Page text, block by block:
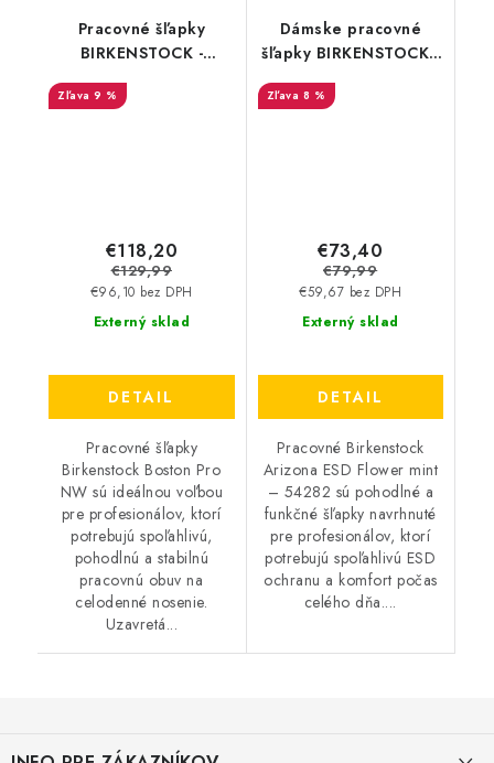
Pracovné šľapky
BIRKENSTOCK -
Birkenstock Boston
Pro NW - 54287
9 %
Externý sklad
€96,10 bez DPH
€118,20
€129,99
DETAIL
Pracovné šľapky
Birkenstock Boston Pro
NW sú ideálnou voľbou
pre profesionálov, ktorí
potrebujú spoľahlivú,
pohodlnú a stabilnú
pracovnú obuv na
celodenné nosenie.
Uzavretá...
Dámske pracovné
šľapky BIRKENSTOCK -
Birkenstock Arizona
ESD Flower mint -
8 %
Externý sklad
€59,67 bez DPH
€73,40
€79,99
DETAIL
Pracovné Birkenstock
Arizona ESD Flower mint
– 54282 sú pohodlné a
funkčné šľapky navrhnuté
pre profesionálov, ktorí
potrebujú spoľahlivú ESD
ochranu a komfort počas
celého dňa....